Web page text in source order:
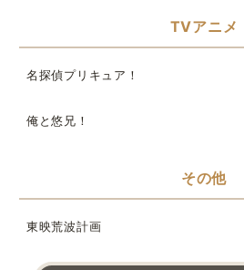
TVアニメ
名探偵プリキュア！
俺と悠兄！
その他
東映荒波計画